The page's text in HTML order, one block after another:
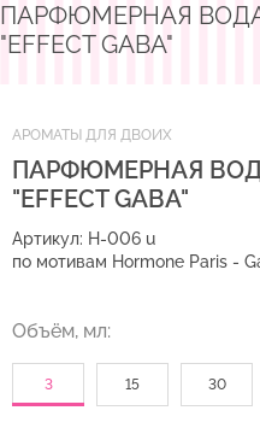
ПАРФЮМЕРНАЯ
"EFFECT GABA"
АРОМАТЫ ДЛЯ ДВОИХ
ПАРФЮМЕРНАЯ
"EFFECT GABA"
Артикул: H-006 u
по мотивам Hormone Paris -
Объём, мл:
3 15 30